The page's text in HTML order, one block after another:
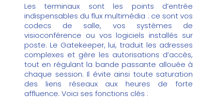
Les terminaux sont les points d’entrée
indispensables du flux multimédia : ce sont vos
codecs de salle, vos systèmes de
visioconférence ou vos logiciels installés sur
poste. Le Gatekeeper, lui, traduit les adresses
complexes et gère les autorisations d’accès,
tout en régulant la bande passante allouée à
chaque session. Il évite ainsi toute saturation
des liens réseaux aux heures de forte
affluence. Voici ses fonctions clés :